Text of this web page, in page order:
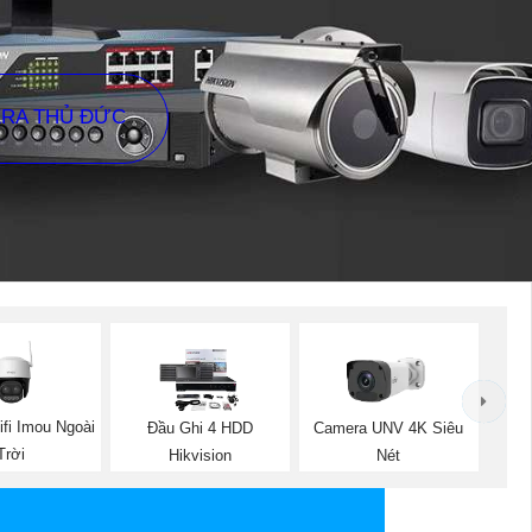
THỦ ĐỨC
Imou Ngoài
Đầu Ghi 4 HDD
Hikvision
Camera UNV 4K Siêu
Nét